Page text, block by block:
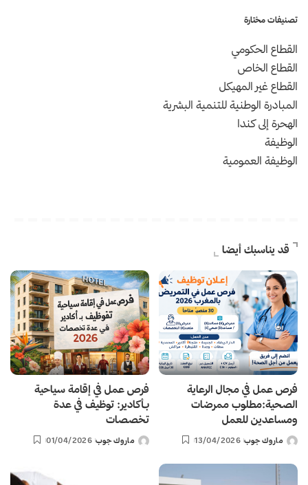
تصنيفات مختارة
القطاع الحكومي
القطاع الخاص
القطاع غير المهيكل
المبادرة الوطنية للتنمية البشرية
الهحرة إلى كندا
الوظيفة
الوظيفة العمومية
قد يناسبك أيضا
فرص عمل في مجال الرعاية
الصحية:مطلوب ممرضات
ومساعدين للعمل
Posted
ماروك جوب 13/04/2026
فرص عمل في إقامة سياحية
بـأكادير: توظيف في عدة
تخصصات
Posted
ماروك جوب 01/04/2026